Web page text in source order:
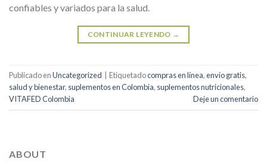
confiables y variados para la salud.
CONTINUAR LEYENDO →
Publicado enUncategorized Etiquetadocompras en línea,envío gratis,
salud y bienestar, suplementos en Colombia, suplementos nutricionales,
VITAFED Colombia
Deje un comentario
ABOUT